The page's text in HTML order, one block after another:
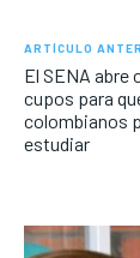
ARTÍCULO
El SENA abre
cupos para
colombianos
estudiar